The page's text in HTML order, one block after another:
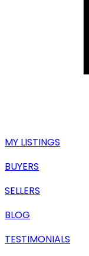
MY LISTINGS
BUYERS
SELLERS
BLOG
TESTIMONIALS